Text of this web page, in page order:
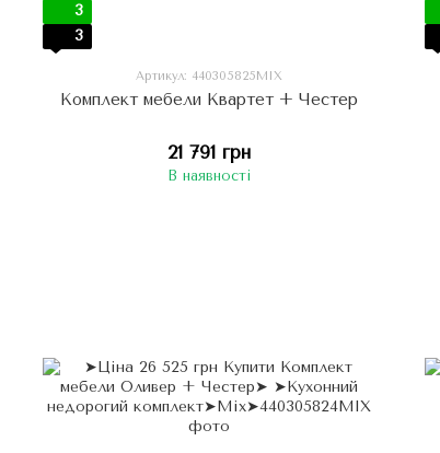
3
3
Артикул: 440305825МIX
Комплект мебели Квартет + Честер
21 791 грн
В наявності